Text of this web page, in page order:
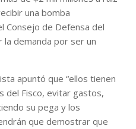
una bomba
Consejo de Defensa del
la demanda por ser un
apuntó que “ellos tienen
del Fisco, evitar gastos,
su pega y los
que demostrar que